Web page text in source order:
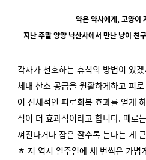
약은 약사에게, 고양이
지난 주말 양양 낙산사에서 만난 냥이 친
각자가 선호하는 휴식의 방법이 있
체내 산소 공급을 원활하게하고 피
여 신체적인 피로회복 효과를 얻게
식이 더 효과적이라고 합니다. 때로
껴진다거나 잠은 잘수록 는다는 게
ㅎ 저 역시 일주일에 세 번씩은 가